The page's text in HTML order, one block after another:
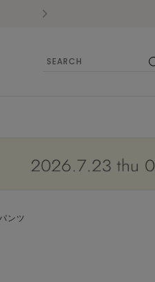
ンツ